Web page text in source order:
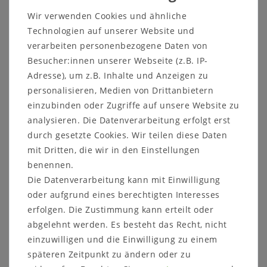
Bettgestell 100x200 mit Schublade
Kiefernholz weiß gelaugt geölt
Bett mit Schublade 100x200cm massiv weiß
lackiert und gelaugt geölt abgesetzt
1 Schublade
wahlweise links/rechts montierbar
Maße: ca.
Breite 107 cm
Wir verwenden Cookies und ähnliche
Technologien auf unserer Website und
verarbeiten personenbezogene Daten von
Besucher:innen unserer Webseite (z.B. IP-
Adresse), um z.B. Inhalte und Anzeigen zu
personalisieren, Medien von Drittanbietern
einzubinden oder Zugriffe auf unsere Website zu
analysieren. Die Datenverarbeitung erfolgt erst
durch gesetzte Cookies. Wir teilen diese Daten
mit Dritten, die wir in den Einstellungen
benennen.
Die Datenverarbeitung kann mit Einwilligung
oder aufgrund eines berechtigten Interesses
erfolgen. Die Zustimmung kann erteilt oder
abgelehnt werden. Es besteht das Recht, nicht
einzuwilligen und die Einwilligung zu einem
späteren Zeitpunkt zu ändern oder zu